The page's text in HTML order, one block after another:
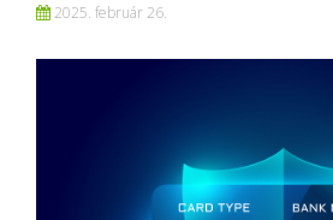
2025. február 26.